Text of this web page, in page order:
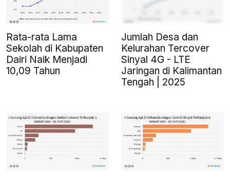
Rata-rata Lama
Sekolah di Kabupaten
Dairi Naik Menjadi
10,09 Tahun
Jumlah Desa dan
Kelurahan Tercover
Sinyal 4G - LTE
Jaringan di Kalimantan
Tengah | 2025